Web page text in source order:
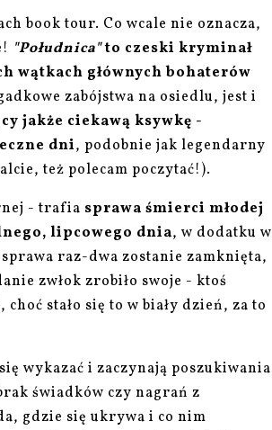
book tour. Co wcale nie oznacza,
"Południca"to czeski kryminał
wątkach głównych bohaterów
zabójstwa na osiedlu, jest i
jakże ciekawą ksywkę -
dni, podobnie jak legendarny
też polecam poczytać!).
- trafia sprawa śmierci młodej
lipcowego dnia, w dodatku w
raz-dwa zostanie zamknięta,
zwłok zrobiło swoje - ktoś
stało się to w biały dzień, za to
wykazać i zaczynają poszukiwania
świadków czy nagrań z
gdzie się ukrywa i co nim